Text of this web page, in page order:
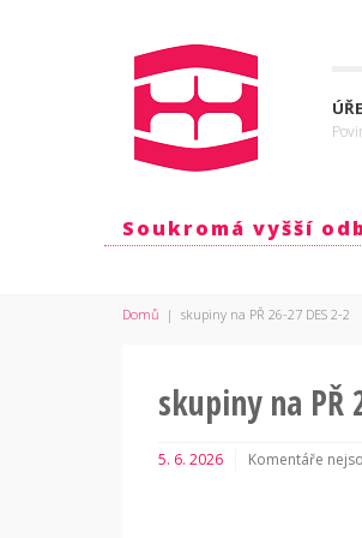
Soukromá vyšší
Domů | skupiny na PŘ 26-27 DES 2-2
skupiny na PŘ
5. 6. 2026
Komentáře